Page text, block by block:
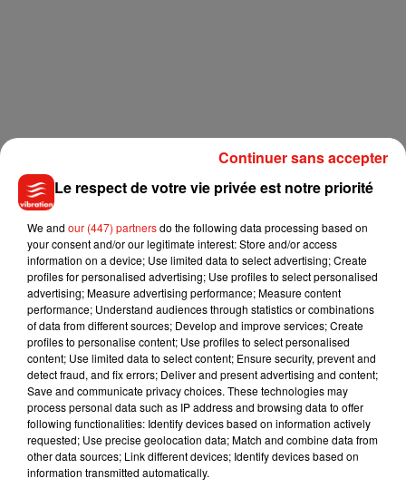
Musique
Le respect de votre vie privée est notre priorité
We and our (447) partnersdo the following data processing based on
your consent and/or our legitimate interest: Store and/or access
information on a device; Use limited data to select advertising; Create
profiles for personalised advertising; Use profiles to select personalised
advertising; Measure advertising performance; Measure content
performance; Understand audiences through statistics or combinations
of data from different sources; Develop and improve services; Create
profiles to personalise content; Use profiles to select personalised
content; Use limited data to select content; Ensure security, prevent and
detect fraud, and fix errors; Deliver and present advertising and content;
Save and communicate privacy choices. These technologies may
process personal data such as IP address and browsing data to offer
following functionalities: Identify devices based on information actively
requested; Use precise geolocation data; Match and combine data from
other data sources; Link different devices; Identify devices based on
information transmitted automatically.
Continuer sans accepter